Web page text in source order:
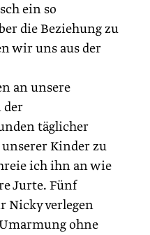
ein so
die Beziehung zu
wir uns aus der
an unsere
der
täglicher
Kinder zu
ich ihn an wie
Jurte. Fünf
Nicky verlegen
ohne